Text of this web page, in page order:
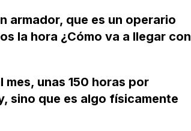
armador, que es un operario
la hora ¿Cómo va a llegar con
mes, unas 150 horas por
sino que es algo físicamente